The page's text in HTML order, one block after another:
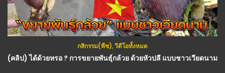
กสิกรรม(พืช),วีดีโอทั้งหมด
(คลิป) ได้ด้วยหรอ ? การขยายพันธุ์กล้วย ด้วยหัวปลี แบบชาวเวียดนาม